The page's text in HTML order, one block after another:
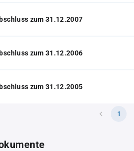
zum 31.12.2007
zum 31.12.2006
zum 31.12.2005
1